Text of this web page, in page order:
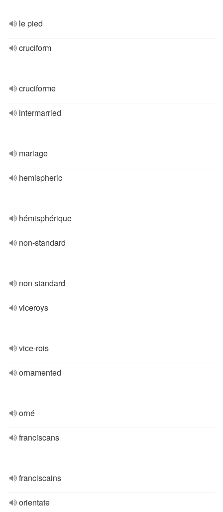
le pied
cruciform
cruciforme
intermarried
mariage
hemispheric
hémisphérique
non-standard
non standard
viceroys
vice-rois
ornamented
orné
franciscans
franciscains
orientate